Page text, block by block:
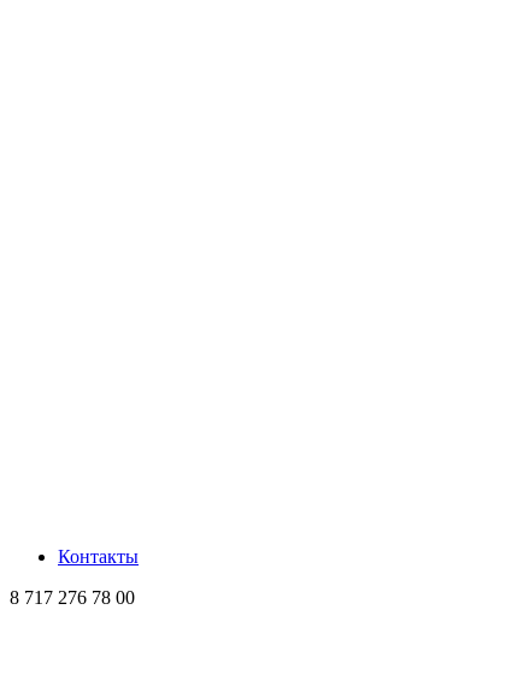
Контакты
8 717 276 78 00